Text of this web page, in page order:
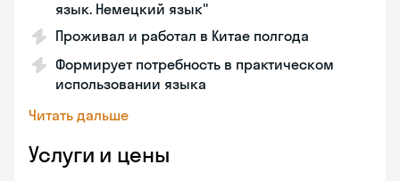
язык. Немецкий язык"
Проживал и работал в Китае полгода
Формирует потребность в практическом
использовании языка
Читать дальше
Услуги и цены